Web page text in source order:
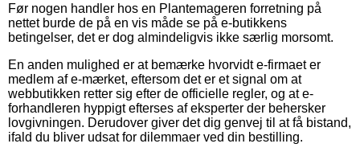
Før nogen handler hos en Plantemageren forretning på
nettet burde de på en vis måde se på e-butikkens
betingelser, det er dog almindeligvis ikke særlig morsomt.
En anden mulighed er at bemærke hvorvidt e-firmaet er
medlem af e-mærket, eftersom det er et signal om at
webbutikken retter sig efter de officielle regler, og at e-
forhandleren hyppigt efterses af eksperter der behersker
lovgivningen. Derudover giver det dig genvej til at få bistand,
ifald du bliver udsat for dilemmaer ved din bestilling.